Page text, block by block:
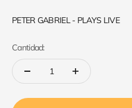
PETER GABRIEL - PLAYS LIVE
Cantidad: